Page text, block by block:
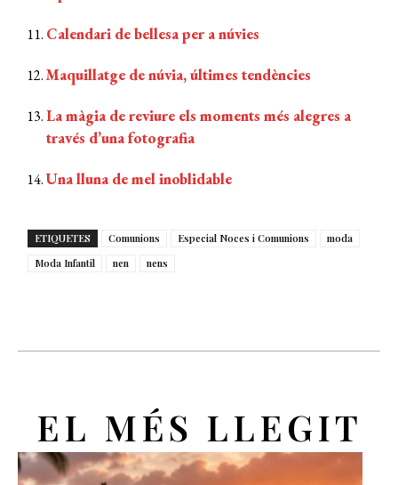
Calendari de bellesa per a núvies
Maquillatge de núvia, últimes tendències
La màgia de reviure els moments més alegres a
través d’una fotografia
Una lluna de mel inoblidable
ETIQUETES Comunions Especial Noces i Comunions
moda
Moda Infantil
nen nens
EL MÉS LLEGIT